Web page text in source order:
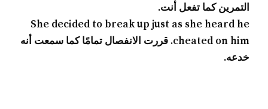
التمرين كما تفعل أنت.
She decided to break up just as she heard he
cheated on him. قررت الانفصال تمامًا كما سمعت أنه
خدعه.